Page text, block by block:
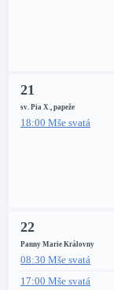
21
sv. Pia X., papeže
18:00 Mše svatá
22
Panny Marie Královny
08:30 Mše svatá
17:00 Mše svatá